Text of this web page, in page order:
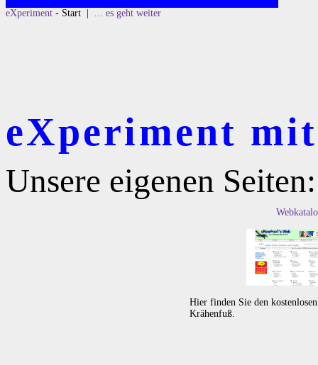
eXperiment - Start | ... es geht weiter
eXperiment
Unsere eigenen Seiten:
Hier finden Sie den
Krähenfuß.